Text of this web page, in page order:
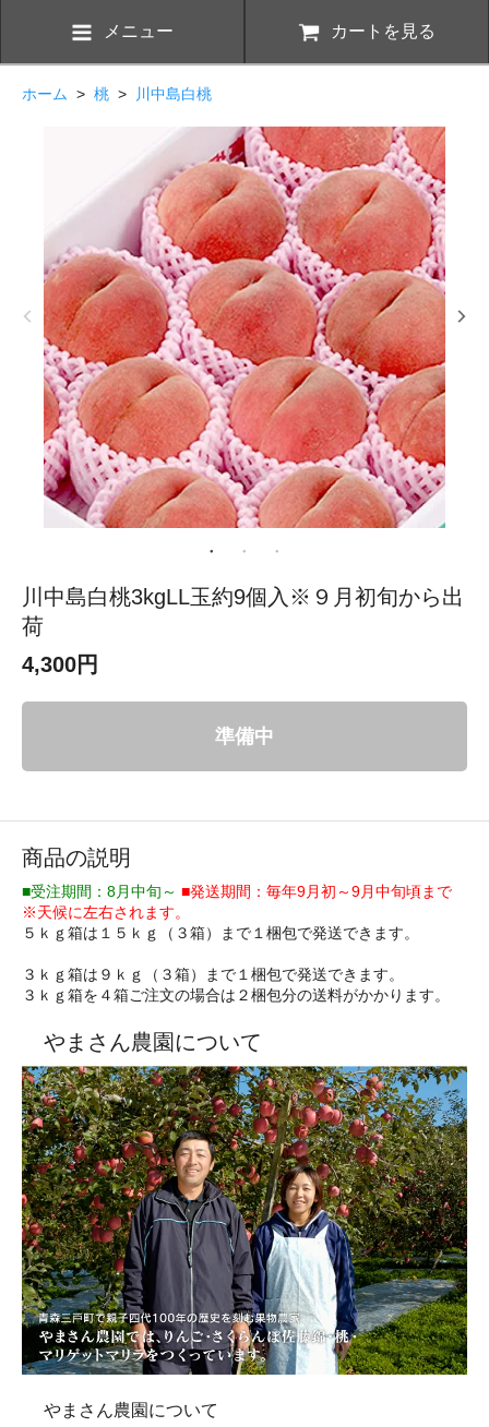
メニュー カートを見る
ホーム > 桃 > 川中島白桃
川中島白桃3kgLL玉約9個入※９月初旬から出
荷
4,300円
準備中
商品の説明
■受注期間：8月中旬～ ■発送期間：毎年9月初～9月中旬頃まで
※天候に左右されます。
５ｋｇ箱は１５ｋｇ（３箱）まで１梱包で発送できます。
３ｋｇ箱は９ｋｇ（３箱）まで１梱包で発送できます。
３ｋｇ箱を４箱ご注文の場合は２梱包分の送料がかかります。
やまさん農園について
やまさん農園について